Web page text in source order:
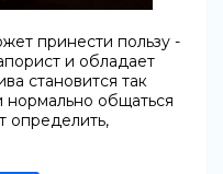
принести пользу -
и обладает
становится так
нормально общаться
определить,